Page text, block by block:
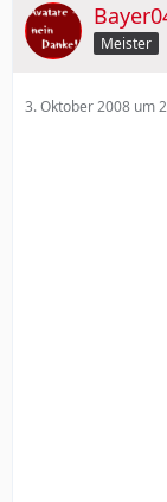
Meister
3. Oktober 2008 um